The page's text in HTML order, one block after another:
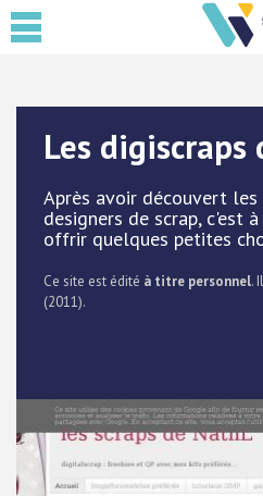
Les digiscraps
Après avoir découvert les
designers de scrap, c'est
offrir quelques petites
Ce site est édité à titre personnel.
(2011).